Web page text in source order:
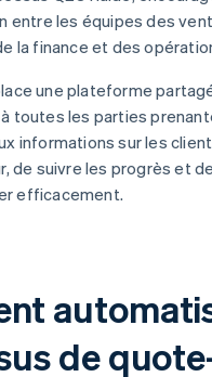
entre les équipes des
la finance et des
une plateforme
toutes les parties
informations sur les
de suivre les progrès et de
efficacement.
de